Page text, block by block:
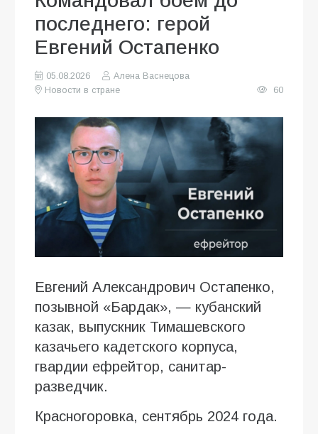
последнего: герой
Евгений Остапенко
05.08.2026
Алена Васнецова
Новости в стране
60
Евгений Александрович Остапенко,
позывной «Бардак», — кубанский
казак, выпускник Тимашевского
казачьего кадетского корпуса,
гвардии ефрейтор, санитар-
разведчик.
Красногоровка, сентябрь 2024 года.